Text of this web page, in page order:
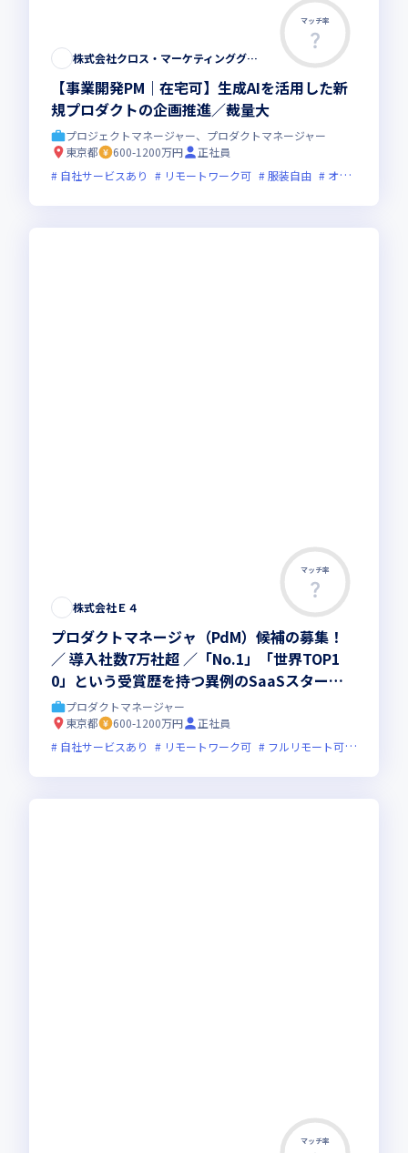
マッチ率
株式会社クロス・マーケティンググループ
【事業開発PM｜在宅可】生成AIを活用した新
規プロダクトの企画推進／裁量大
プロジェクトマネージャー、プロダクトマネージャー
東京都
600-1200万円
正社員
自社サービスあり
リモートワーク可 服装自由 オンライン選考可
マッチ率
株式会社Ｅ４
プロダクトマネージャ（PdM）候補の募集！
／ 導入社数7万社超 ／「No.1」「世界TOP1
0」という受賞歴を持つ異例のSaaSスタート
アップ
プロダクトマネージャー
東京都
600-1200万円
正社員
自社サービスあり
リモートワーク可 フルリモート可
マッチ率